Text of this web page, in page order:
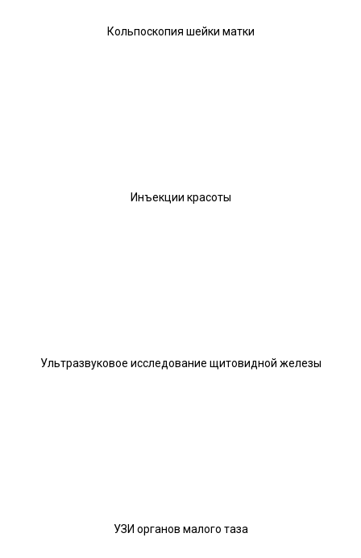
Кольпоскопия шейки матки
Инъекции красоты
Ультразвуковое исследование щитовидной железы
УЗИ органов малого таза